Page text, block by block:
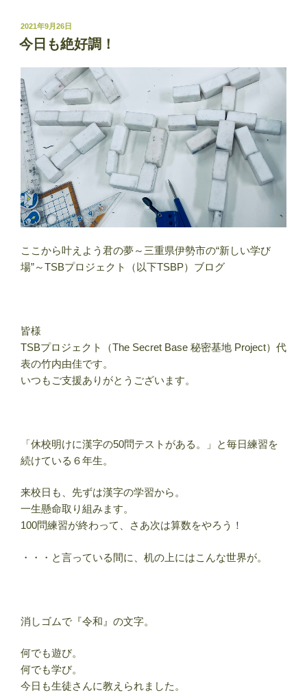
投
稿
日:
2021年9月26日
今日も絶好調！
ここから叶えよう君の夢～三重県伊勢市の“新しい学び
場”～TSBプロジェクト（以下TSBP）ブログ
皆様
TSBプロジェクト（The Secret Base 秘密基地 Project）代
表の竹内由佳です。
いつもご支援ありがとうございます。
「休校明けに漢字の50問テストがある。」と毎日練習を
続けている６年生。
来校日も、先ずは漢字の学習から。
一生懸命取り組みます。
100問練習が終わって、さあ次は算数をやろう！
・・・と言っている間に、机の上にはこんな世界が。
消しゴムで『令和』の文字。
何でも遊び。
何でも学び。
今日も生徒さんに教えられました。